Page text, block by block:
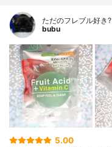
ただのフレブル好き?
bubu
5.00